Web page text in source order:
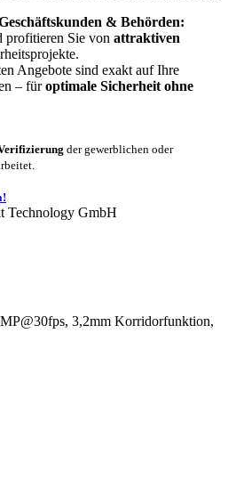
& Behörden:
profitieren Sie von attraktiven
Angebote sind exakt auf Ihre
– füroptimale Sicherheit ohne
der gewerblichen oder
Technology GmbH
3,2mm Korridorfunktion,